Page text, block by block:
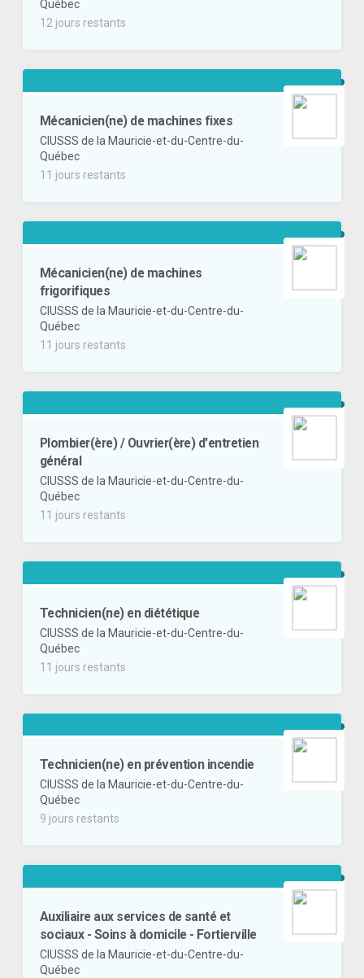
Québec
12 jours restants
Mécanicien(ne) de machines fixes
CIUSSS de la Mauricie-et-du-Centre-du-
Québec
11 jours restants
Mécanicien(ne) de machines
frigorifiques
CIUSSS de la Mauricie-et-du-Centre-du-
Québec
11 jours restants
Plombier(ère) / Ouvrier(ère) d'entretien
général
CIUSSS de la Mauricie-et-du-Centre-du-
Québec
11 jours restants
Technicien(ne) en diététique
CIUSSS de la Mauricie-et-du-Centre-du-
Québec
11 jours restants
Technicien(ne) en prévention incendie
CIUSSS de la Mauricie-et-du-Centre-du-
Québec
9 jours restants
Auxiliaire aux services de santé et
sociaux - Soins à domicile - Fortierville
CIUSSS de la Mauricie-et-du-Centre-du-
Québec